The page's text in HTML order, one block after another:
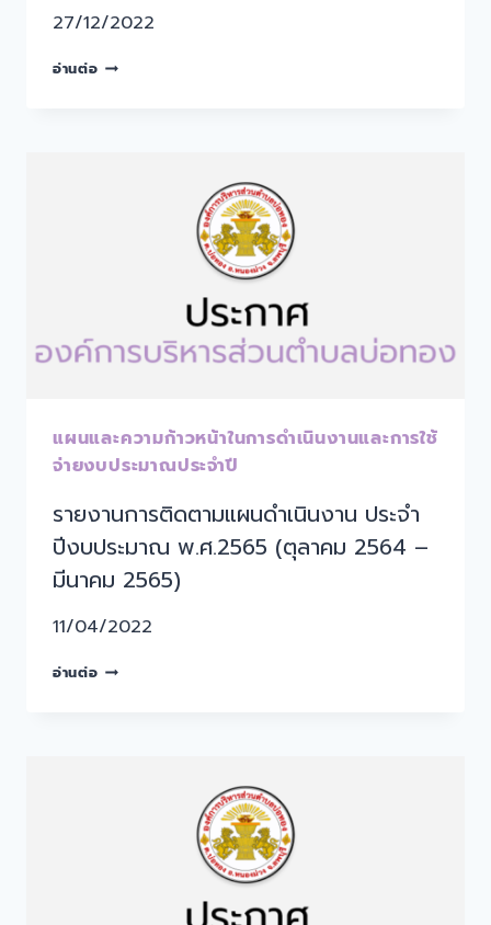
27/12/2022
อ่านต่อ
แผนและความก้าวหน้าในการดำเนินงานและการใช้
จ่ายงบประมาณประจำปี
รายงานการติดตามแผนดำเนินงาน ประจำ
ปีงบประมาณ พ.ศ.2565 (ตุลาคม 2564 –
มีนาคม 2565)
11/04/2022
อ่านต่อ